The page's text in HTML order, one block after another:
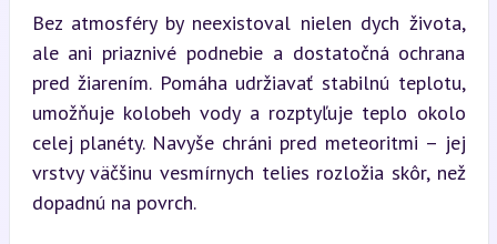
Bez atmosféry by neexistoval nielen dych života,
ale ani priaznivé podnebie a dostatočná ochrana
pred žiarením. Pomáha udržiavať stabilnú teplotu,
umožňuje kolobeh vody a rozptyľuje teplo okolo
celej planéty. Navyše chráni pred meteoritmi – jej
vrstvy väčšinu vesmírnych telies rozložia skôr, než
dopadnú na povrch.